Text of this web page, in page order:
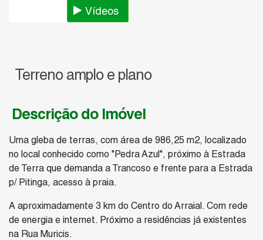
Vídeos
Terreno amplo e plano
Descrição do Imóvel
Uma gleba de terras, com área de 986,25 m2, localizado
no local conhecido como "Pedra Azul", próximo à Estrada
de Terra que demanda a Trancoso e frente para a Estrada
p/ Pitinga, acesso à praia.
A aproximadamente 3 km do Centro do Arraial. Com rede
de energia e internet. Próximo a residências já existentes
na Rua Muricis.